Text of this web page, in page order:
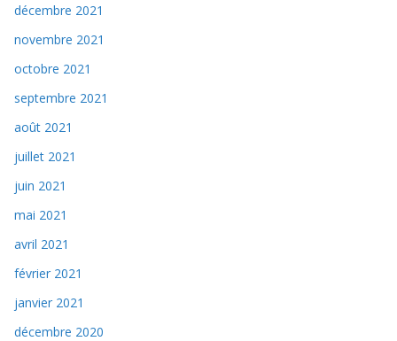
décembre 2021
novembre 2021
octobre 2021
septembre 2021
août 2021
juillet 2021
juin 2021
mai 2021
avril 2021
février 2021
janvier 2021
décembre 2020